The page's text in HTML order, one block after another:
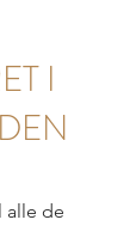
I
alle de